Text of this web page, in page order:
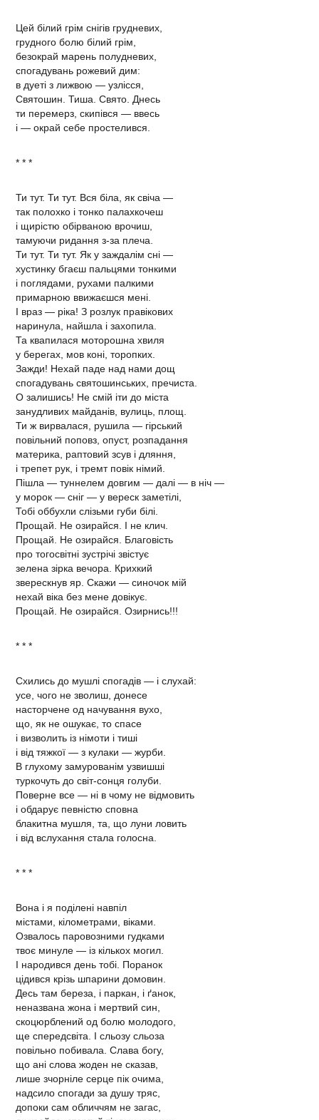
Цей білий грім снігів грудневих,
грудного болю білий грім,
безокрай марень полудневих,
спогадувань рожевий дим:
в дуеті з лижвою — узлісся,
Святошин. Тиша. Свято. Днесь
ти перемерз, скипівся — ввесь
і — окрай себе простелився.
* * *
Ти тут. Ти тут. Вся біла, як свіча —
так полохко і тонко палахкочеш
і щирістю обірваною врочиш,
тамуючи ридання з-за плеча.
Ти тут. Ти тут. Як у заждалім сні —
хустинку бгаєш пальцями тонкими
і поглядами, рухами палкими
примарною ввижаєшся мені.
І враз — ріка! З розлук правікових
наринула, найшла і захопила.
Та квапилася моторошна хвиля
у берегах, мов коні, торопких.
Зажди! Нехай паде над нами дощ
спогадувань святошинських, пречиста.
О залишись! Не смій іти до міста
занудливих майданів, вулиць, площ.
Ти ж вирвалася, рушила — гірський
повільний поповз, опуст, розпадання
материка, раптовий зсув і дляння,
і трепет рук, і тремт повік німий.
Пішла — туннелем довгим — далі — в ніч —
у морок — сніг — у вереск заметілі,
Тобі оббухли слізьми губи білі.
Прощай. Не озирайся. І не клич.
Прощай. Не озирайся. Благовість
про тогосвітні зустрічі звістує
зелена зірка вечора. Крихкий
зверескнув яр. Скажи — синочок мій
нехай віка без мене довікує.
Прощай. Не озирайся. Озирнись!!!
* * *
Схились до мушлі спогадів — і слухай:
усе, чого не зволиш, донесе
насторчене од начування вухо,
що, як не ошукає, то спасе
і визволить із німоти і тиші
і від тяжкої — з кулаки — журби.
В глухому замурованім узвишші
туркочуть до світ-сонця голуби.
Поверне все — ні в чому не відмовить
і обдарує певністю сповна
блакитна мушля, та, що луни ловить
і від вслухання стала голосна.
* * *
Вона і я поділені навпіл
містами, кілометрами, віками.
Озвалось паровозними гудками
твоє минуле — із кількох могил.
І народився день тобі. Поранок
цідився крізь шпарини домовин.
Десь там береза, і паркан, і ґанок,
неназвана жона і мертвий син,
скоцюрблений од болю молодого,
ще спередсвіта. І сльозу сльоза
повільно побивала. Слава богу,
що ані слова жоден не сказав,
лише зчорніле серце пік очима,
надсило спогади за душу тряс,
допоки сам обличчям не загас,